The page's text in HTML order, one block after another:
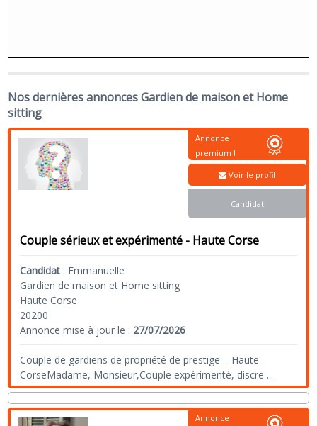
Nos dernières annonces Gardien de maison et Home
sitting
Couple sérieux et expérimenté - Haute Corse
Candidat : Emmanuelle
Gardien de maison et Home sitting
Haute Corse
20200
Annonce mise à jour le : 27/07/2026
Couple de gardiens de propriété de prestige – Haute-
CorseMadame, Monsieur,Couple expérimenté, discre ...
Annonce
premium !
Voir le profil
Candidat
Annonce